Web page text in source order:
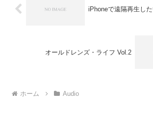
iPhoneで遠隔再生し
オールドレンズ・ライフ Vol.2
ホーム Audio